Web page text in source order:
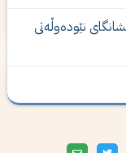
نێودەوڵەتی